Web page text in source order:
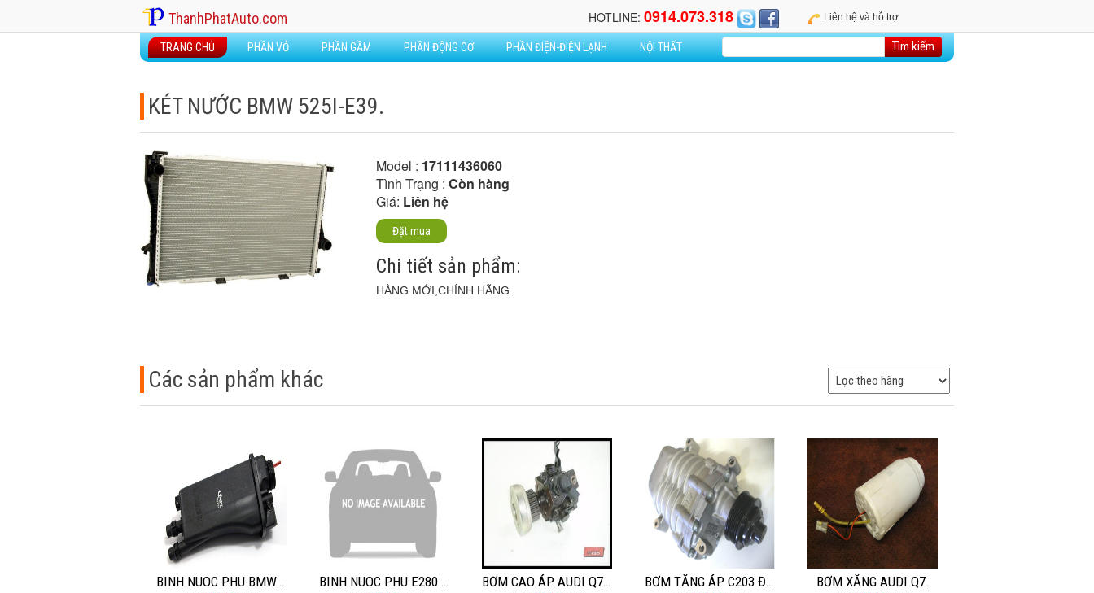
ThanhPhatAuto.com Liên hệ và hỗ trợ
HOTLINE: 0914.073.318
TRANG CHỦ PHẦN VỎ PHẦN GẦM PHẦN ĐỘNG CƠ PHẦN ĐIỆN-ĐIỆN LẠNH NỘI THẤT
KÉT NƯỚC BMW 525I-E39.
Model : 17111436060
Tình Trạng : Còn hàng
Giá: Liên hệ
Đặt mua
Chi tiết sản phẩm:
HÀNG MỚI,CHÍNH HÃNG.
Các sản phẩm khác
BINH NUOC PHU BMW 520I,525I BINH NUOC PHU E280 E300 BƠM CAO ÁP AUDI Q7 3.0 BƠM TĂNG ÁP C203 ĐỘNG CƠ 111. BƠM XĂNG AUDI Q7.